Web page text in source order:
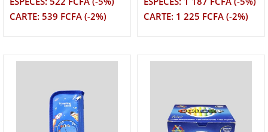
CARTE: 539 FCFA (-2%)
CARTE: 1 225 FCFA (-2%)